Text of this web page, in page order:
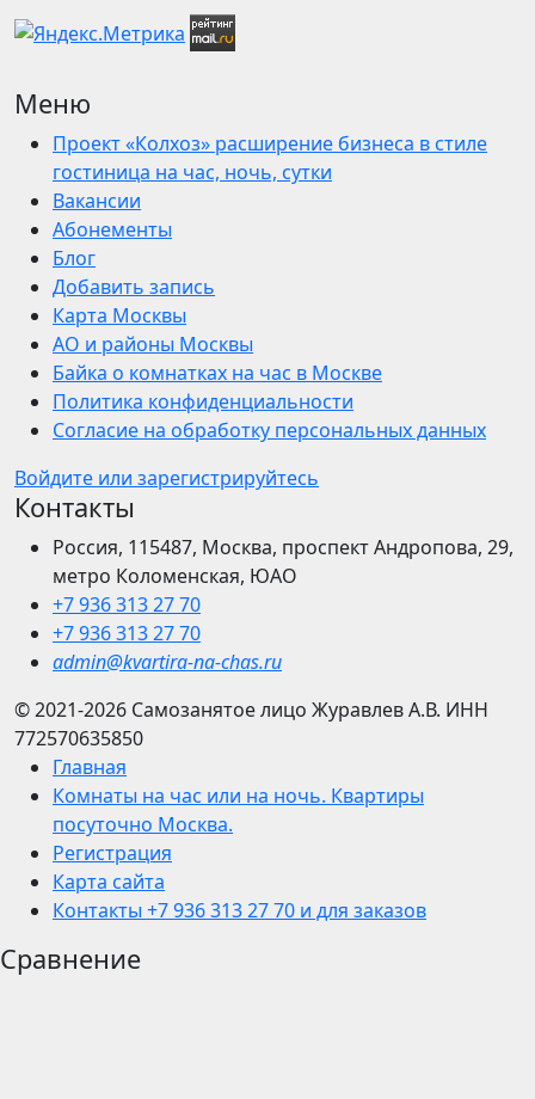
Меню
Проект «Колхоз» расширение бизнеса в стиле
гостиница на час, ночь, сутки
Вакансии
Абонементы
Блог
Добавить запись
Карта Москвы
АО и районы Москвы
Байка о комнатках на час в Москве
Политика конфиденциальности
Согласие на обработку персональных данных
Войдите или зарегистрируйтесь
Контакты
Россия, 115487, Москва, проспект Андропова, 29,
метро Коломенская, ЮАО
+7 936 313 27 70
+7 936 313 27 70
admin@kvartira-na-chas.ru
© 2021-2026 Самозанятое лицо Журавлев А.В. ИНН
772570635850
Главная
Комнаты на час или на ночь. Квартиры
посуточно Москва.
Регистрация
Карта сайта
Контакты +7 936 313 27 70 и для заказов
Сравнение